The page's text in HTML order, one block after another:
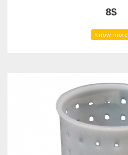
8$
Know more